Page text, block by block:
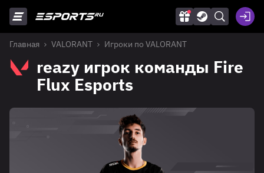
Главная VALORANT Игроки по VALORANT
reazy игрок команды Fire
Flux Esports